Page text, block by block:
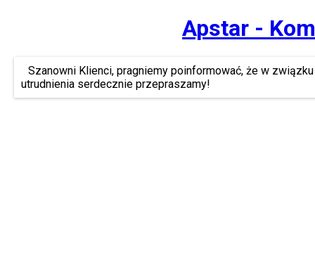
Apstar -
Szanowni Klienci, pragniemy poinformować, że w
utrudnienia serdecznie przepraszamy!